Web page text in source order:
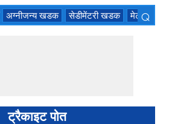
अग्नीजन्य खडक सेडीमेंटरी खडक मेटमॉर्फिक
⌕
ट्रैकाइट पोत